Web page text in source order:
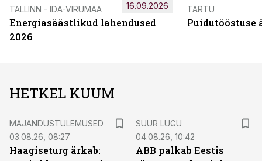
TALLINN - IDA-VIRUMAA
Energiasäästlikud lahendused
2026
16.09.2026 TARTU
Puidutööstuse
HETKEL KUUM
MAJANDUSTULEMUSED
03.08.26, 08:27
Haagiseturg ärkab:
SUUR LUGU
04.08.26, 10:42
ABB palkab Eestis